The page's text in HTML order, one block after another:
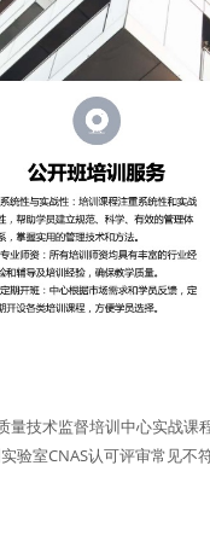
量技术监督培训中心实战课
验室CNAS认可评审常见不